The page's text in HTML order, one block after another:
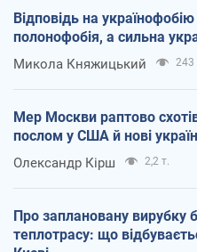
Відповідь на
полонофобія, а сильна
Микола Княжицький 243
Мер Москви раптово
послом у США й нові
Олександр Кірш 2,2 т.
Про заплановану вирубку
теплотрасу: що